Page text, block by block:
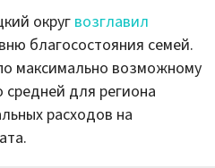
округ возглавил
благосостояния семей.
максимально возможному
средней для региона
расходов на